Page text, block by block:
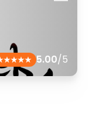
5.00/5